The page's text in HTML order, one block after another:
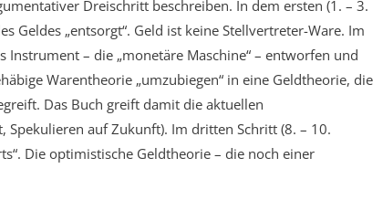
Dreischritt beschreiben. In dem ersten (1. – 3.
Geldes „entsorgt“. Geld ist keine Stellvertreter-Ware. Im
– die „monetäre Maschine“ – entworfen und
Warentheorie „umzubiegen“ in eine Geldtheorie, die
Das Buch greift damit die aktuellen
Spekulieren auf Zukunft). Im dritten Schritt (8. – 10.
Die optimistische Geldtheorie – die noch einer